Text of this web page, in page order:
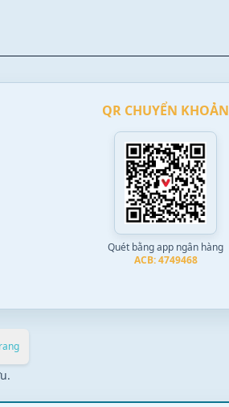
QR CHUYỂN KHOẢN
Quét bằng app ngân hàng
ACB: 4749468